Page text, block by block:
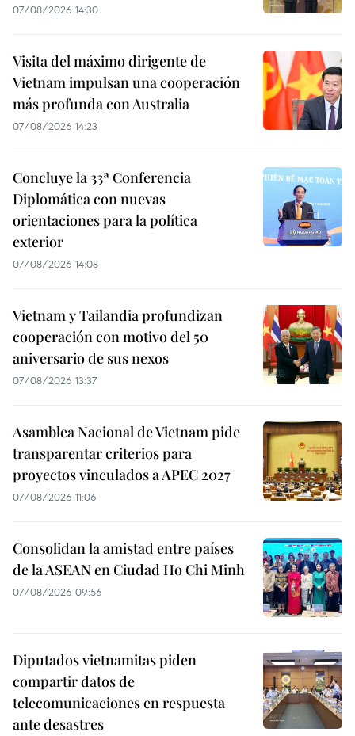
07/08/2026 14:30
Visita del máximo dirigente de
Vietnam impulsan una cooperación
más profunda con Australia
07/08/2026 14:23
Concluye la 33ª Conferencia
Diplomática con nuevas
orientaciones para la política
exterior
07/08/2026 14:08
Vietnam y Tailandia profundizan
cooperación con motivo del 50
aniversario de sus nexos
07/08/2026 13:37
Asamblea Nacional de Vietnam pide
transparentar criterios para
proyectos vinculados a APEC 2027
07/08/2026 11:06
Consolidan la amistad entre países
de la ASEAN en Ciudad Ho Chi Minh
07/08/2026 09:56
Diputados vietnamitas piden
compartir datos de
telecomunicaciones en respuesta
ante desastres